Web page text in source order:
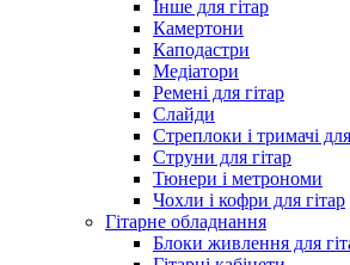
Інше для гітар
Камертони
Каподастри
Медіатори
Ремені для гітар
Слайди
Стреплоки і тримачі
Струни для гітар
Тюнери і метрономи
Чохли і кофри для гітар
Гітарне обладнання
Блоки живлення для